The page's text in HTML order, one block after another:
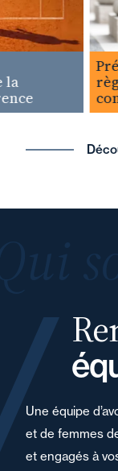
Une équipe
et de femmes
et engagés à